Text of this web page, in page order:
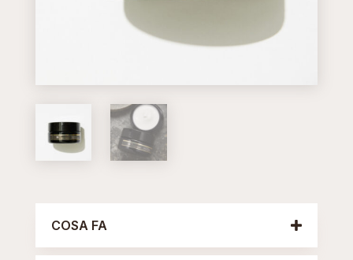
COSA FA